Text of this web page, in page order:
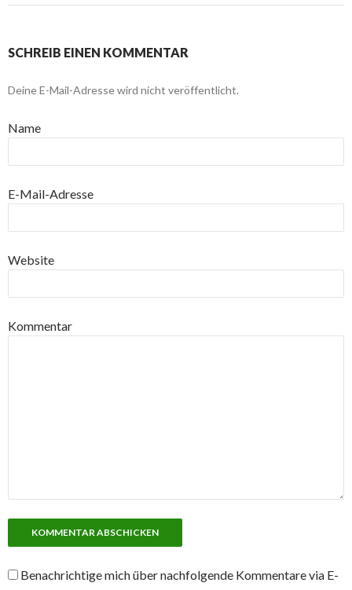
SCHREIB EINEN KOMMENTAR
Deine E-Mail-Adresse wird nicht veröffentlicht.
Name
E-Mail-Adresse
Website
Kommentar
Benachrichtige mich über nachfolgende Kommentare via E-